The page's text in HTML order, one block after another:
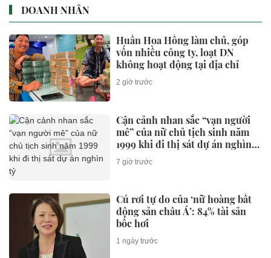
2 giờ trước
Phó Thủ tướng yêu cầu: Không
đẩy doanh nghiệp ‘đi vòng’
2 giờ trước
đỏ đất nổi bật giữa khu phố
2 giờ trước